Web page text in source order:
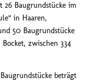
26 Baugrundstücke im
in Haaren,
50 Baugrundstücke
zwischen 334
beträgt